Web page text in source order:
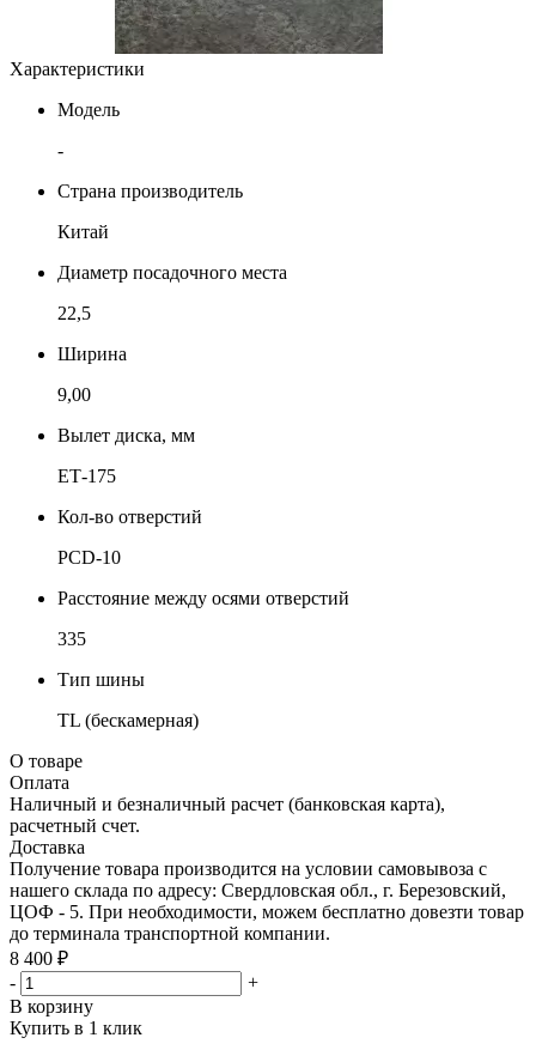
Характеристики
Модель
-
Страна производитель
Китай
Диаметр посадочного места
22,5
Ширина
9,00
Вылет диска, мм
ЕТ-175
Кол-во отверстий
PCD-10
Расстояние между осями отверстий
335
Тип шины
TL (бескамерная)
О товаре
Оплата
Наличный и безналичный расчет (банковская карта),
расчетный счет.
Доставка
Получение товара производится на условии самовывоза с
нашего склада по адресу: Свердловская обл., г. Березовский,
ЦОФ - 5. При необходимости, можем бесплатно довезти товар
до терминала транспортной компании.
8 400 ₽
-
+
В корзину
Купить в 1 клик